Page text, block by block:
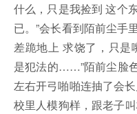
什么，只是我捡到 这个
已。”会长看到陌前尘手
差跪地上 求饶了，只
是犯法的……”陌前尘脸
左右开弓啪啪连抽了会
校里人模狗样，跟老子